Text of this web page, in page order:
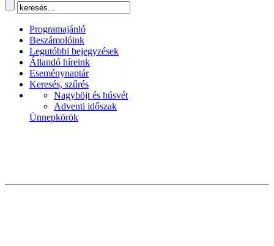
Programajánló
Beszámolóink
Legutóbbi bejegyzések
Állandó híreink
Eseménynaptár
Keresés, szűrés
Nagyböjt és húsvét
Adventi időszak
Ünnepkörök